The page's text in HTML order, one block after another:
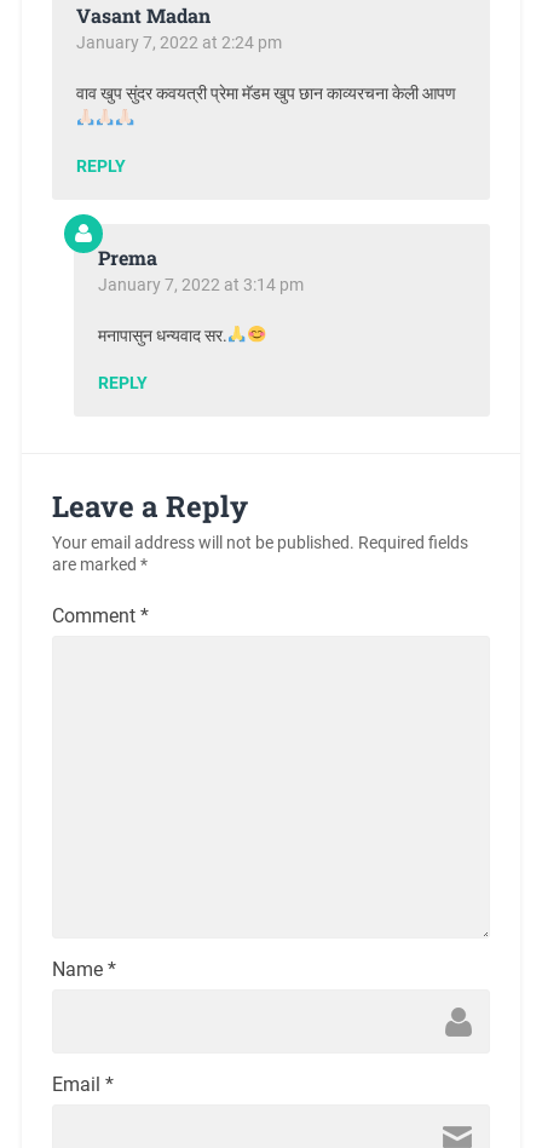
Vasant Madan
January 7, 2022 at 2:24 pm
वाव खुप सुंदर कवयत्री प्रेमा मॅडम खुप छान काव्यरचना केली आपण
REPLY
Prema
January 7, 2022 at 3:14 pm
मनापासुन धन्यवाद सर.
REPLY
Leave a Reply
Your email address will not be published. Required fields
are marked *
Comment *
Name *
Email *